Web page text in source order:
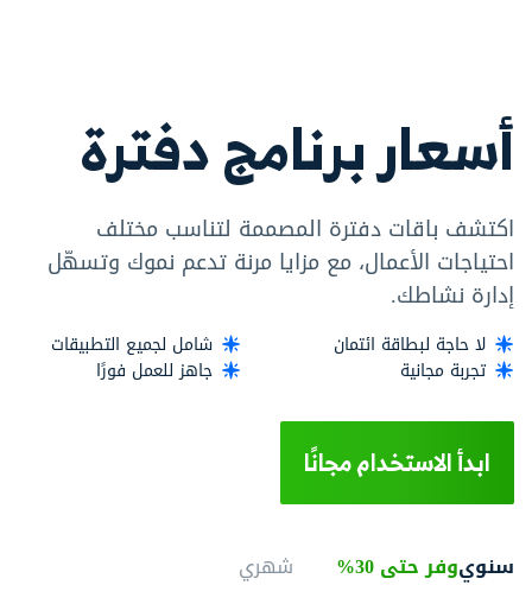
أسعار برنامج دفترة
اكتشف باقات دفترة المصممة لتناسب مختلف
احتياجات الأعمال، مع مزايا مرنة تدعم نموك وتسهّل
إدارة نشاطك.
تجربة مجانية
لا حاجة لبطاقة ائتمان
جاهز للعمل فورًا
شامل لجميع التطبيقات
ابدأ الاستخدام مجانًا
سنويوفر حتى 30% شهري